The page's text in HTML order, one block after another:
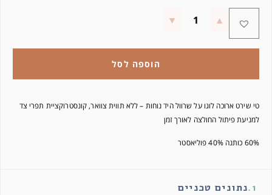
הוספה לסל
טי שירט ארוכה לוגו על שרוול היד נוחות – ללא תווית צוואר, קונסטרוקציית תפרי צד
למניעת פיתול החולצה לאורך זמן
60% כותנה 40% פוליאסטר
1. נתונים טכניים